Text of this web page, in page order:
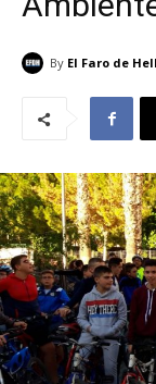
By El Faro de